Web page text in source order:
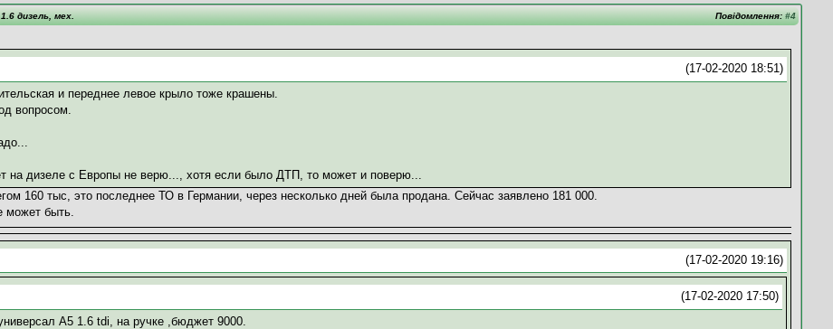
Повідомлення: #4
дизель, мех.
(17-02-2020 18:51)
и переднее левое крыло тоже крашены.
вопросом.
на дизеле с Европы не верю..., хотя если было ДТП, то может и поверю...
160 тыс, это последнее ТО в Германии, через несколько дней была продана. Сейчас заявлено 181 000.
может быть.
(17-02-2020 19:16)
(17-02-2020 17:50)
А5 1.6 tdi, на ручке ,бюджет 9000.